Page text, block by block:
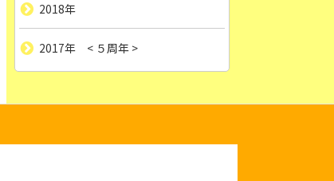
2018年
2017年 < ５周年 >